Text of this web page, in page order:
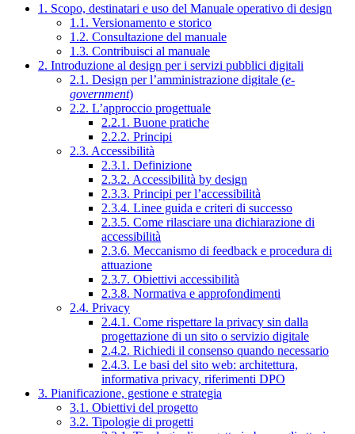
1. Scopo, destinatari e uso del Manuale operativo di design
1.1. Versionamento e storico
1.2. Consultazione del manuale
1.3. Contribuisci al manuale
2. Introduzione al design per i servizi pubblici digitali
2.1. Design per l’amministrazione digitale (e-
government)
2.2. L’approccio progettuale
2.2.1. Buone pratiche
2.2.2. Principi
2.3. Accessibilità
2.3.1. Definizione
2.3.2. Accessibilità by design
2.3.3. Principi per l’accessibilità
2.3.4. Linee guida e criteri di successo
2.3.5. Come rilasciare una dichiarazione di
accessibilità
2.3.6. Meccanismo di feedback e procedura di
attuazione
2.3.7. Obiettivi accessibilità
2.3.8. Normativa e approfondimenti
2.4. Privacy
2.4.1. Come rispettare la privacy sin dalla
progettazione di un sito o servizio digitale
2.4.2. Richiedi il consenso quando necessario
2.4.3. Le basi del sito web: architettura,
informativa privacy, riferimenti DPO
3. Pianificazione, gestione e strategia
3.1. Obiettivi del progetto
3.2. Tipologie di progetti